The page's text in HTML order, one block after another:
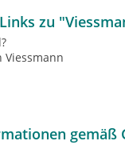
zu
Viessmann
gemäß